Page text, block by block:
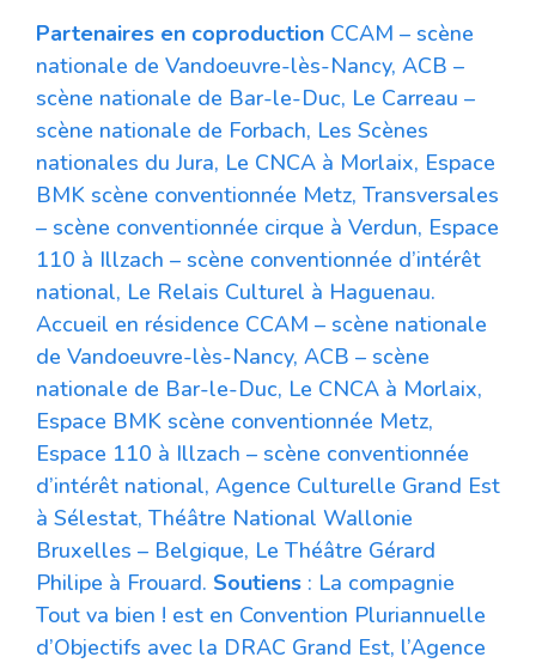
Partenaires en coproduction CCAM – scène
nationale de Vandoeuvre-lès-Nancy, ACB –
scène nationale de Bar-le-Duc, Le Carreau –
scène nationale de Forbach, Les Scènes
nationales du Jura, Le CNCA à Morlaix, Espace
BMK scène conventionnée Metz, Transversales
– scène conventionnée cirque à Verdun, Espace
110 à Illzach – scène conventionnée d’intérêt
national, Le Relais Culturel à Haguenau.
Accueil en résidence CCAM – scène nationale
de Vandoeuvre-lès-Nancy, ACB – scène
nationale de Bar-le-Duc, Le CNCA à Morlaix,
Espace BMK scène conventionnée Metz,
Espace 110 à Illzach – scène conventionnée
d’intérêt national, Agence Culturelle Grand Est
à Sélestat, Théâtre National Wallonie
Bruxelles – Belgique, Le Théâtre Gérard
Philipe à Frouard. Soutiens : La compagnie
Tout va bien ! est en Convention Pluriannuelle
d’Objectifs avec la DRAC Grand Est, l’Agence